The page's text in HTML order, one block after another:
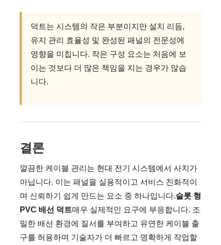
덕트는 시스템의 작은 부분이지만 설치 리듬,
유지 관리 효율성 및 완성된 패널의 전문성에
영향을 미칩니다. 작은 구성 요소는 처음에 보
이는 것보다 더 많은 책임을 지는 경우가 많습
니다.
결론
깔끔한 케이블 관리는 현대 전기 시스템에서 사치가
아닙니다. 이는 패널을 실용적이고 서비스 친화적이
며 신뢰하기 쉽게 만드는 요소 중 하나입니다.슬롯 형
PVC 배선 덕트매우 실제적인 요구에 부응합니다. 조
밀한 배선 환경에 질서를 부여하고 유연한 케이블 출
구를 허용하며 기술자가 더 빠르고 명확하게 작업할